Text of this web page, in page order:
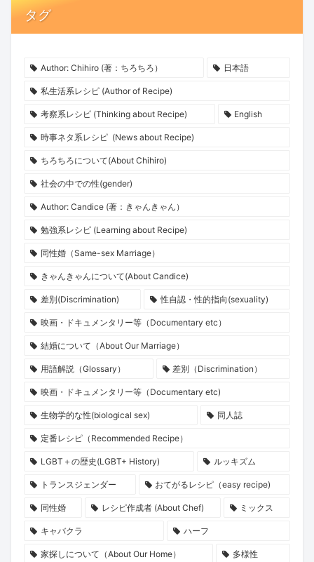
タグ
Author: Chihiro (著：ちろちろ） 日本語
私生活系レシピ (Author of Recipe)
考察系レシピ (Thinking about Recipe) English
時事ネタ系レシピ (News about Recipe)
ちろちろについて(About Chihiro)
社会の中での性(gender)
Author: Candice (著：きゃんきゃん）
勉強系レシピ (Learning about Recipe)
同性婚（Same-sex Marriage）
きゃんきゃんについて(About Candice)
差別(Discrimination) 性自認・性的指向(sexuality)
映画・ドキュメンタリー等（Documentary etc）
結婚について（About Our Marriage）
用語解説（Glossary） 差別（Discrimination）
映画・ドキュメンタリー等（Documentary etc)
生物学的な性(biological sex) 同人誌
定番レシピ（Recommended Recipe）
LGBT＋の歴史(LGBT+ History) ルッキズム
トランスジェンダー おてがるレシピ（easy recipe)
同性婚 レシピ作成者 (About Chef) ミックス
キャバクラ ハーフ
家探しについて（About Our Home） 多様性